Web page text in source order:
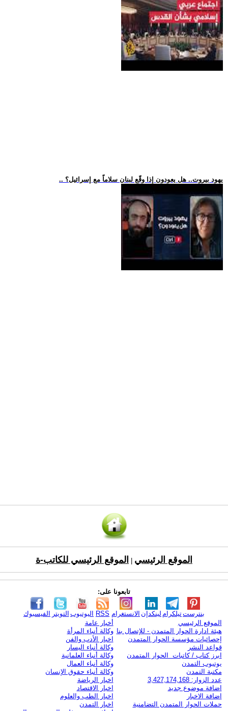
.. يهود بيروت.. هل يعودون إذا وقّع لبنان سلاماً مع إسرائيل؟
الموقع الرئيسي الموقع الرئيسي للكاتب-ة
تابعونا على:
الفيسبوك التويتر اليوتيوب RSS الانستغرام لينكدإن تيلكرامبنترست
الموقع الرئيسي
هيئة ادارة الحوار المتمدن - للإتصال بنا
إحصائيات مؤسسة الحوار المتمدن
قواعد النشر
ابرز كتاب / كاتبات الحوار المتمدن
يوتيوب التمدن
مكتبة التمدن
عدد الزوار: 3,427,174,168
اضافة موضوع جديد
اضافة الاخبار
حملات الحوار المتمدن التضامنية
أخبار عامة
وكالة أنباء المرأة
اخبار الأدب والفن
وكالة أنباء اليسار
وكالة أنباء العلمانية
وكالة أنباء العمال
وكالة أنباء حقوق الإنسان
اخبار الرياضة
اخبار الاقتصاد
اخبار الطب والعلوم
اخبار التمدن